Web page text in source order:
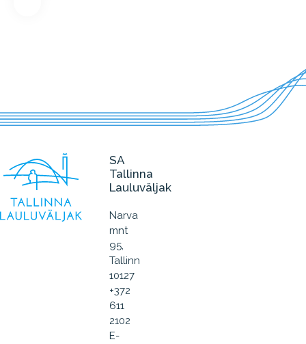
SA
Tallinna
Lauluväljak
Narva
mnt
95,
Tallinn
10127
+372
611
2102
E-